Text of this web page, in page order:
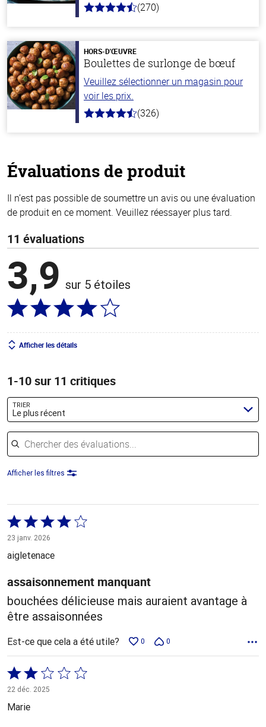
4.5
stars
(270)
HORS-D'ŒUVRE
Boulettes de surlonge de bœuf
Veuillez sélectionner un magasin pour
voir les prix.
4.6
(326)
Évaluations de produit
Il n’est pas possible de soumettre un avis ou une évaluation
de produit en ce moment. Veuillez réessayer plus tard.
11 évaluations
3,9 sur 5 étoiles
Afficher les détails
1-10 sur 11 critiques
TRIER
Le plus récent
Chercher des évaluations
Afficher les filtres
Coté
4 sur
23 janv. 2026
aigletenace
assaisonnement manquant
bouchées délicieuse mais auraient avantage à
être assaisonnées
Est-ce que cela a été utile? 0 0
Coté
2 sur
5
22 déc. 2025
Marie